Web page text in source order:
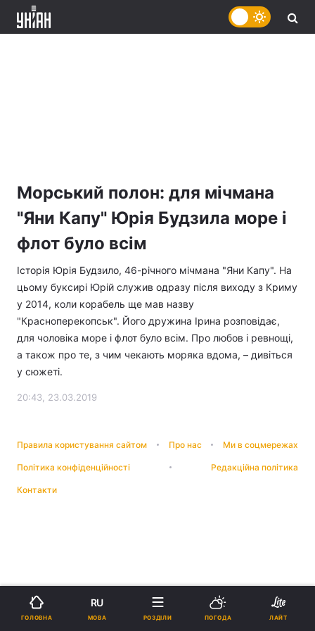
Морський полон: для мічмана
"Яни Капу" Юрія Будзила море і
флот було всім
Історія Юрія Будзило, 46-річного мічмана "Яни Капу". На
цьому буксирі Юрій служив одразу після виходу з Криму
у 2014, коли корабель ще мав назву
"Красноперекопськ". Його дружина Ірина розповідає,
для чоловіка море і флот було всім. Про любов і ревнощі,
а також про те, з чим чекають моряка вдома, – дивіться
у сюжеті.
20:43, 23.03.2019
Правила користування сайтом Про нас Ми в соцмережах
Політика конфіденційності Редакційна політика
Контакти
ГОЛОВНА
RU
МОВА РОЗДІЛИ ПОГОДА ЛАЙТ